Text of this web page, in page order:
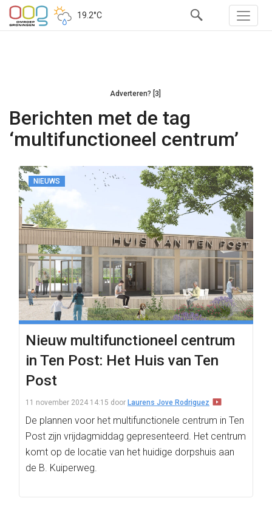
19.2°C
Adverteren? [3]
Berichten met de tag
‘multifunctioneel centrum’
NIEUWS
Nieuw multifunctioneel centrum
in Ten Post: Het Huis van Ten
Post
11 november 2024 14:15 door Laurens Jove Rodriguez
De plannen voor het multifunctionele centrum in Ten
Post zijn vrijdagmiddag gepresenteerd. Het centrum
komt op de locatie van het huidige dorpshuis aan
de B. Kuiperweg.